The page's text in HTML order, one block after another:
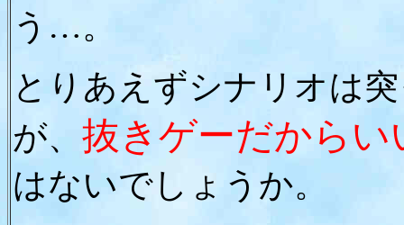
う…。
とりあえずシナリオは
が、 抜きゲーだからい
はないでしょうか。